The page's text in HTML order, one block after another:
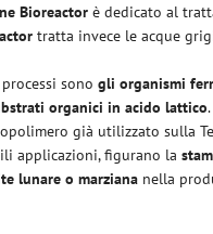
Bioreactor è dedicato al
tratta invece le acque
sono gli organismi
organici in acido lattico
già utilizzato sulla
applicazioni, figurano la
lunare o marziana nella